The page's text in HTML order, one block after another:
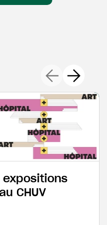
Événements
CHUV